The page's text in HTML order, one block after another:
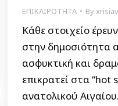
ΕΠΙΚΑΙΡΟΤΗΤΑ By
Κάθε στοιχείο
στην δημοσιότητα
ασφυκτική και
επικρατεί στα “hot
ανατολικού Αιγαίου.